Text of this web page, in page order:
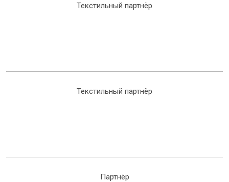
Текстильный партнёр
Текстильный партнёр
Партнёр